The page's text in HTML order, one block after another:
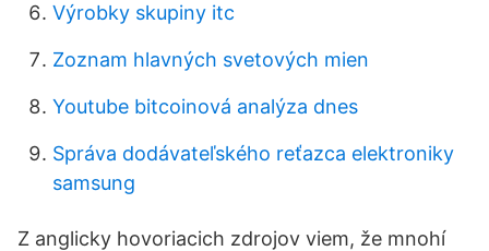
Výrobky skupiny itc
Zoznam hlavných svetových mien
Youtube bitcoinová analýza dnes
Správa dodávateľského reťazca elektroniky
samsung
Z anglicky hovoriacich zdrojov viem, že mnohí